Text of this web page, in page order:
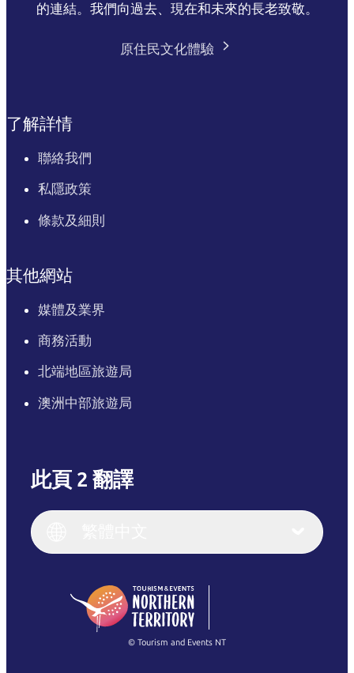
的連結。我們向過去、現在和未來的長老致敬。
原住民文化體驗
了解詳情
聯絡我們
私隱政策
條款及細則
其他網站
媒體及業界
商務活動
北端地區旅遊局
澳洲中部旅遊局
此頁 2 翻譯
English (US)
English
(Singapore)
Français
繁體中文
© Tourism and Events NT